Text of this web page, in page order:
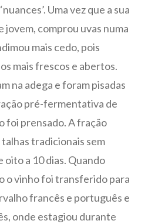
Uma vez que a sua
jovem, comprou uvas numa
mais cedo, pois
mais frescos e abertos.
na adega e foram pisadas
pré-fermentativa de
foi prensado. A fração
tradicionais sem
a 10 dias. Quando
o vinho foi transferido para
francês e português e
onde estagiou durante